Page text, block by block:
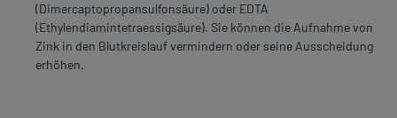
(Dimercaptopropansulfonsäure) oder EDTA
(Ethylendiamintetraessigsäure). Sie können die Aufnahme von
Zink in den Blutkreislauf vermindern oder seine Ausscheidung
erhöhen.